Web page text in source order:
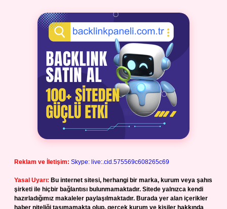
Reklam ve İletişim: Skype: live:.cid.575569c608265c69
Yasal Uyarı: Bu internet sitesi, herhangi bir marka, kurum veya şahıs
şirketi ile hiçbir bağlantısı bulunmamaktadır. Sitede yalnızca kendi
hazırladığımız makaleler paylaşılmaktadır. Burada yer alan içerikler
haber niteliği taşımamakta olup, gerçek kurum ve kişiler hakkında